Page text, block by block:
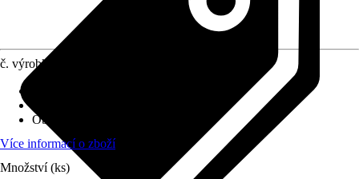
č. výrobku
Obsah
Více informací o zboží
Množství (ks)